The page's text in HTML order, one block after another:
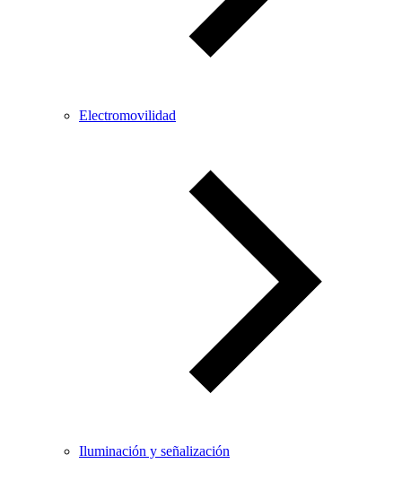
Electromovilidad
Iluminación y señalización